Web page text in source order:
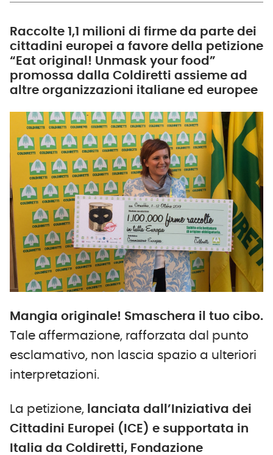
Raccolte 1,1 milioni di firme da parte dei
cittadini europei a favore della petizione
“Eat original! Unmask your food”
promossa dalla Coldiretti assieme ad
altre organizzazioni italiane ed europee
Mangia originale! Smaschera il tuo cibo.
Tale affermazione, rafforzata dal punto
esclamativo, non lascia spazio a ulteriori
interpretazioni.
La petizione, lanciata dall’Iniziativa dei
Cittadini Europei (ICE) e supportata in
Italia da Coldiretti, Fondazione